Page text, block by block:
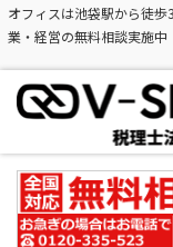
オフィスは池袋駅から徒
業・経営の無料相談実施中